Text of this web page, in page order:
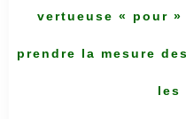
vertueuse « pour
prendre la mesure
les